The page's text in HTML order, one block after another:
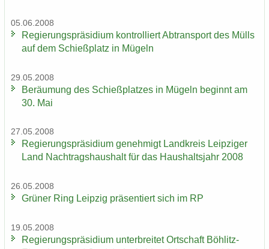
05.06.2008
Re­gie­rungs­prä­si­di­um kon­trol­liert Ab­trans­port des Mülls
auf dem Schieß­platz in Mü­geln
29.05.2008
Be­räu­mung des Schieß­plat­zes in Mü­geln be­ginnt am
30. Mai
27.05.2008
Re­gie­rungs­prä­si­di­um ge­neh­migt Land­kreis Leip­zi­ger
Land Nach­trags­haus­halt für das Haus­halts­jahr 2008
26.05.2008
Grü­ner Ring Leip­zig prä­sen­tiert sich im RP
19.05.2008
Re­gie­rungs­prä­si­di­um un­ter­brei­tet Ort­schaft Böhlitz-​